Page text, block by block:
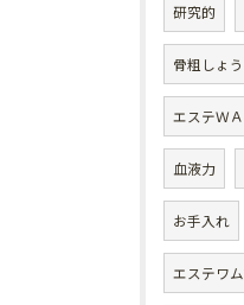
研究的
骨粗しょ
エステＷ
血液力
お手入れ
エステワ